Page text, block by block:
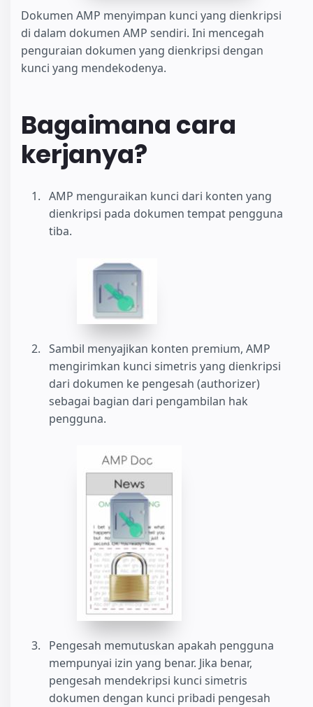
Dokumen AMP menyimpan kunci yang dienkripsi
di dalam dokumen AMP sendiri. Ini mencegah
penguraian dokumen yang dienkripsi dengan
kunci yang mendekodenya.
Bagaimana cara
kerjanya?
AMP menguraikan kunci dari konten yang
dienkripsi pada dokumen tempat pengguna
tiba.
Sambil menyajikan konten premium, AMP
mengirimkan kunci simetris yang dienkripsi
dari dokumen ke pengesah (authorizer)
sebagai bagian dari pengambilan hak
pengguna.
Pengesah memutuskan apakah pengguna
mempunyai izin yang benar. Jika benar,
pengesah mendekripsi kunci simetris
dokumen dengan kunci pribadi pengesah